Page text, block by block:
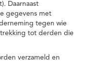
Daarnaast
gegevens met
tegen wie
tot derden die
verzameld en